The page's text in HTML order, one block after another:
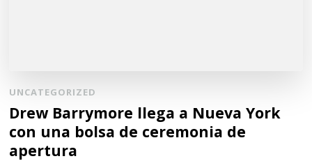
UNCATEGORIZED
Drew Barrymore llega a Nueva York
con una bolsa de ceremonia de
apertura